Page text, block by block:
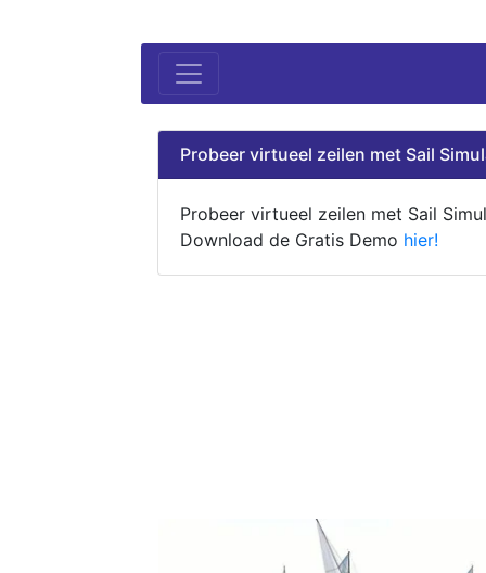
Probeer virtueel zeilen met Sail
Probeer virtueel zeilen met Sail
Download de Gratis Demo hier!